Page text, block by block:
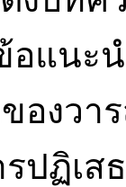
แนะ
องวา
ปฏิเส